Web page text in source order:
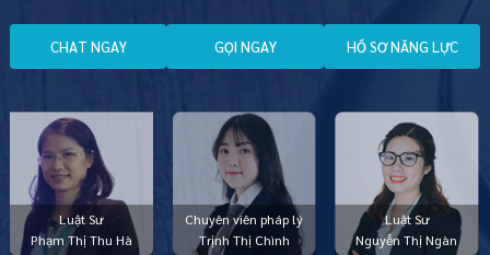
Luật Sư
Phạm Thị Thu Hà
Chuyên viên pháp lý
Trịnh Thị Chình
Luật Sư
Nguyễn Thị Ngàn
CHAT NGAY GỌI NGAY HỒ SƠ NĂNG LỰC